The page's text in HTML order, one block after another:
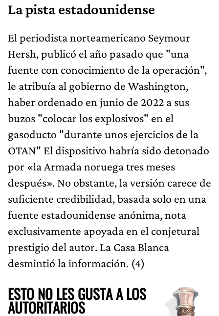
La pista estadounidense
El periodista norteamericano Seymour
Hersh, publicó el año pasado que "una
fuente con conocimiento de la operación",
le atribuía al gobierno de Washington,
haber ordenado en junio de 2022 a sus
buzos "colocar los explosivos" en el
gasoducto "durante unos ejercicios de la
OTAN" El dispositivo habría sido detonado
por «la Armada noruega tres meses
después». No obstante, la versión carece de
suficiente credibilidad, basada solo en una
fuente estadounidense anónima, nota
exclusivamente apoyada en el conjetural
prestigio del autor. La Casa Blanca
desmintió la información. (4)
ESTO NO LES GUSTA A LOS
AUTORITARIOS